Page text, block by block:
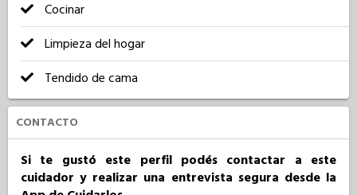
Cocinar
Limpieza del hogar
Tendido de cama
CONTACTO
Si te gustó este perfil podés contactar a este
cuidador y realizar una entrevista segura desde la